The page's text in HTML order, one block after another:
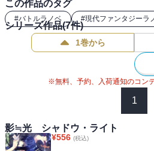
この作品のタグ
#バトルラノベ #現代ファンタジーラ
シリーズ作品(7件)
1巻から
※無料、予約、入荷通知のコン
1
影≒光 シャドウ・ライト
¥556 (税込)